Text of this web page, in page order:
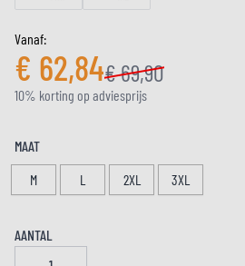
Vanaf:
€ 62,84€ 69,90
10% korting op adviesprijs
MAAT
M
L 2XL 3XL
AANTAL